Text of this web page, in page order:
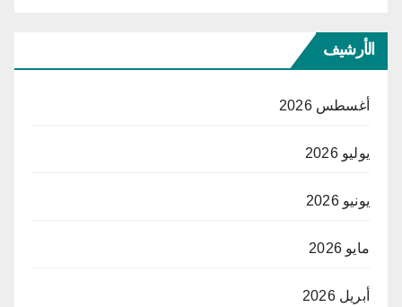
الأرشيف
أغسطس 2026
يوليو 2026
يونيو 2026
مايو 2026
أبريل 2026